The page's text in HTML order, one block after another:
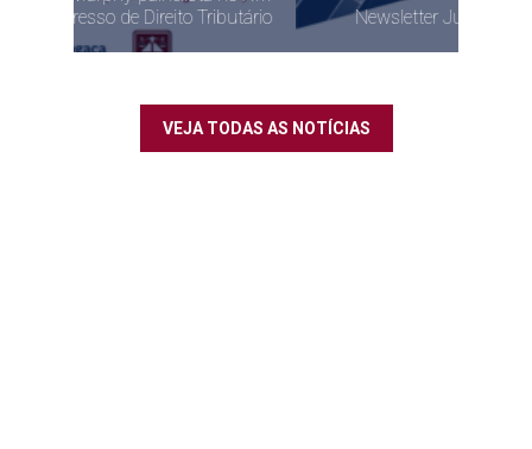
Newsletter Julho de 2026
VEJA TODAS AS NOTÍCIAS